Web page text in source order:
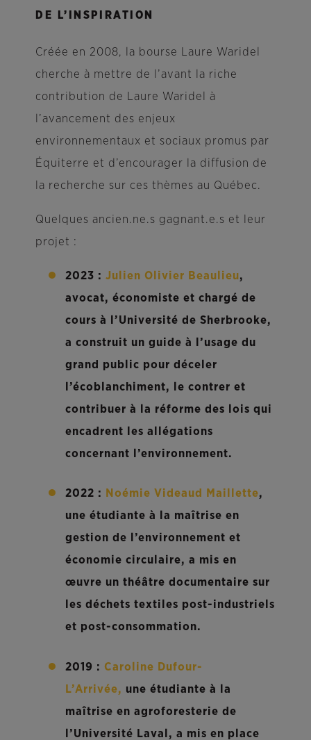
DE L’INSPIRATION
Créée en 2008, la bourse Laure Waridel
cherche à mettre de l’avant la riche
contribution de Laure Waridel à
l’avancement des enjeux
environnementaux et sociaux promus par
Équiterre et d’encourager la diffusion de
la recherche sur ces thèmes au Québec.
Quelques ancien.ne.s gagnant.e.s et leur
projet :
2023 : Julien Olivier Beaulieu,
avocat, économiste et chargé de
cours à l’Université de Sherbrooke,
a construit un guide à l’usage du
grand public pour déceler
l’écoblanchiment, le contrer et
contribuer à la réforme des lois qui
encadrent les allégations
concernant l’environnement.
2022 : Noémie Videaud Maillette,
une étudiante à la maîtrise en
gestion de l’environnement et
économie circulaire, a mis en
œuvre un théâtre documentaire sur
les déchets textiles post-industriels
et post-consommation.
2019 : Caroline Dufour-
L’Arrivée, une étudiante à la
maîtrise en agroforesterie de
l’Université Laval, a mis en place